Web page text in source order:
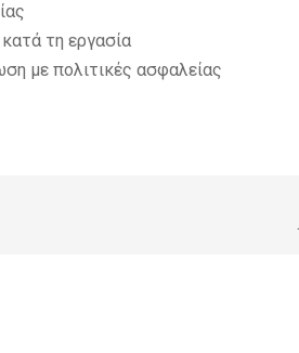
κατά τη εργασία
με πολιτικές ασφαλείας